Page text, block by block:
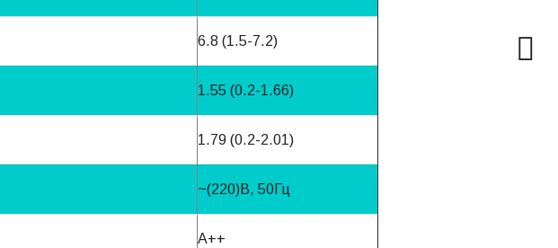
6.8 (1.5-7.2)
1.55 (0.2-1.66)
1.79 (0.2-2.01)
~(220)B, 50Гц
A++